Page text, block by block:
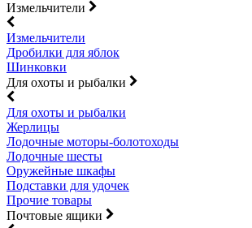
Измельчители
Измельчители
Дробилки для яблок
Шинковки
Для охоты и рыбалки
Для охоты и рыбалки
Жерлицы
Лодочные моторы-болотоходы
Лодочные шесты
Оружейные шкафы
Подставки для удочек
Прочие товары
Почтовые ящики